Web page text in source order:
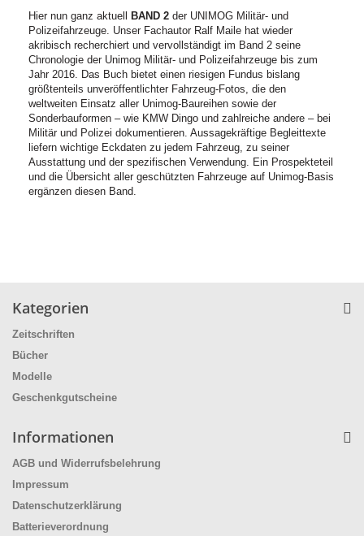
Hier nun ganz aktuell BAND 2 der UNIMOG Militär- und
Polizeifahrzeuge. Unser Fachautor Ralf Maile hat wieder
akribisch recherchiert und vervollständigt im Band 2 seine
Chronologie der Unimog Militär- und Polizeifahrzeuge bis zum
Jahr 2016. Das Buch bietet einen riesigen Fundus bislang
größtenteils unveröffentlichter Fahrzeug-Fotos, die den
weltweiten Einsatz aller Unimog-Baureihen sowie der
Sonderbauformen – wie KMW Dingo und zahlreiche andere – bei
Militär und Polizei dokumentieren. Aussagekräftige Begleittexte
liefern wichtige Eckdaten zu jedem Fahrzeug, zu seiner
Ausstattung und der spezifischen Verwendung. Ein Prospekteteil
und die Übersicht aller geschützten Fahrzeuge auf Unimog-Basis
ergänzen diesen Band.
Kategorien
Zeitschriften
Bücher
Modelle
Geschenkgutscheine
Informationen
AGB und Widerrufsbelehrung
Impressum
Datenschutzerklärung
Batterieverordnung